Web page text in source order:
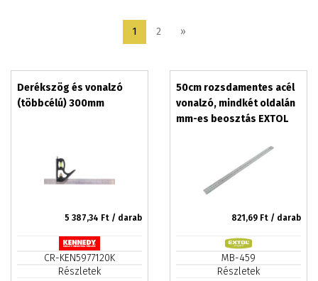
1 2 »
Derékszög és vonalzó
(többcélú) 300mm
5 387,34 Ft / darab
CR-KEN5977120K
Részletek
50cm rozsdamentes acél
vonalzó, mindkét oldalán
mm-es beosztás EXTOL
821,69 Ft / darab
MB-459
Részletek